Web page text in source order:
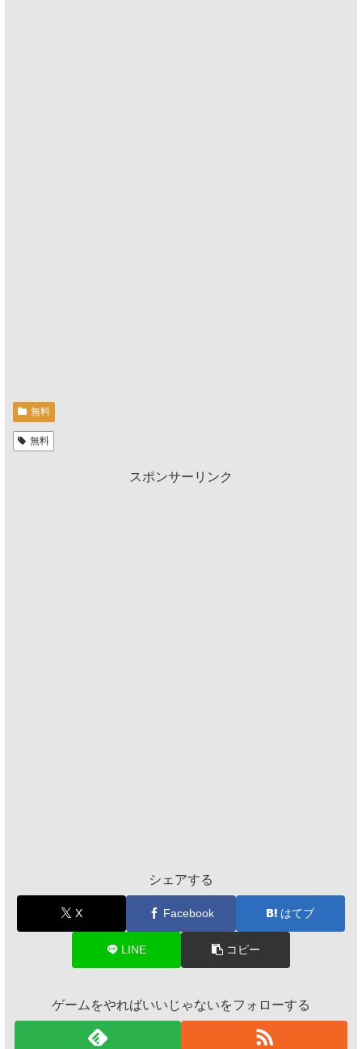
無料
無料
スポンサーリンク
シェアする
X Facebook はてブ
LINE コピー
ゲームをやればいいじゃないをフォローする